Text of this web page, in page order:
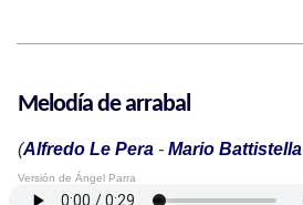
Melodía de arrabal
(Alfredo Le Pera - Mario Battistella
Versión de Ángel Parra